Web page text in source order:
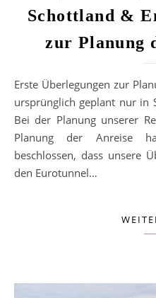
Schottland &
zur Planung
Erste Überlegungen zur Planung der Reiseroute Wir haben
ursprünglich geplant nur in
Bei der Planung unserer
Planung der Anreise
beschlossen, dass unsere
den Eurotunnel…